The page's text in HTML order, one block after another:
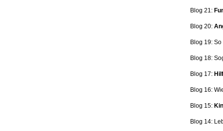
Blog 21:
Blog 20:
Blog 19:
Blog 18:
Blog 17:
Blog 16:
Blog 15:
Blog 14: